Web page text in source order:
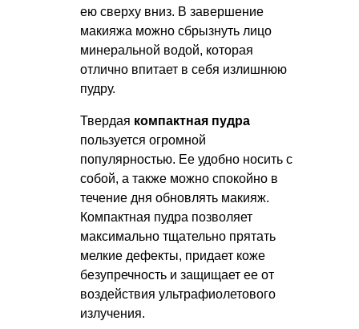
ею сверху вниз. В завершение
макияжа можно сбрызнуть лицо
минеральной водой, которая
отлично впитает в себя излишнюю
пудру.
Твердая компактная пудра
пользуется огромной
популярностью. Ее удобно носить с
собой, а также можно спокойно в
течение дня обновлять макияж.
Компактная пудра позволяет
максимально тщательно прятать
мелкие дефекты, придает коже
безупречность и защищает ее от
воздействия ультрафиолетового
излучения.